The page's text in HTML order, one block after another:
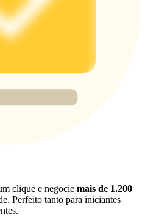
USDT
clique e negocie mais de 1.200
Perfeito tanto para iniciantes